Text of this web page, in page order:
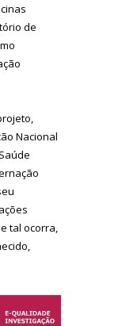
de
Nacional
tal ocorra,